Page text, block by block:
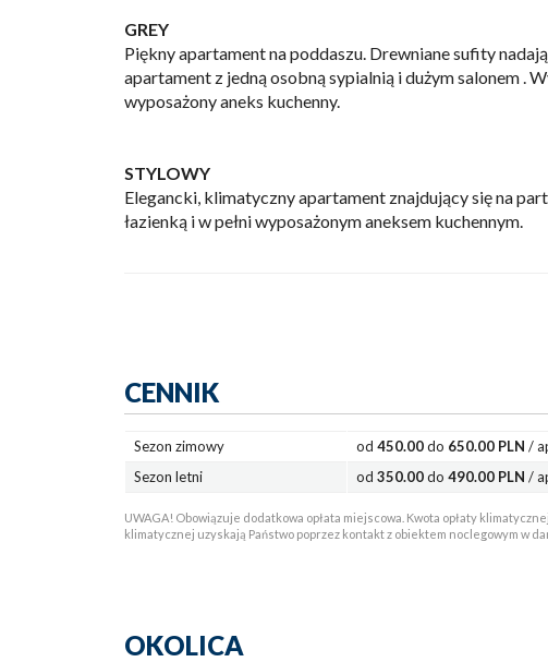
GREY
Piękny apartament na poddaszu. Drewniane sufity
apartament z jedną osobną sypialnią i dużym salonem .
wyposażony aneks kuchenny.
STYLOWY
Elegancki, klimatyczny apartament znajdujący się na
łazienką i w pełni wyposażonym aneksem kuchennym.
CENNIK
Sezon zimowy od 450.00do 650.00 PLN /
Sezon letni
od 350.00do 490.00 PLN /
UWAGA! Obowiązuje dodatkowa opłata miejscowa. Kwota opłaty
klimatycznej uzyskają Państwo poprzez kontakt z obiektem noclegowym w
OKOLICA